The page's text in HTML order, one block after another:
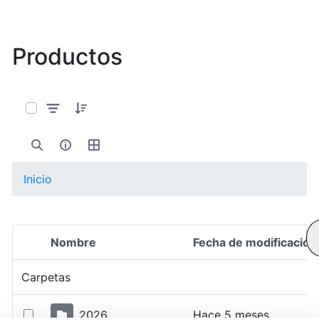
Productos
Inicio
Selección del elemento
Nombre Fecha de modificación
Carpetas
2026 Hace 5 meses